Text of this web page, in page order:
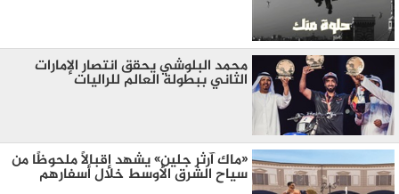
محمد البلوشي يحقق انتصار الإمارات
الثاني ببطولة العالم للراليات
«ماك آرثر جلين» يشهد إقبالًا ملحوظًا من
سياح الشرق الأوسط خلال أسفارهم